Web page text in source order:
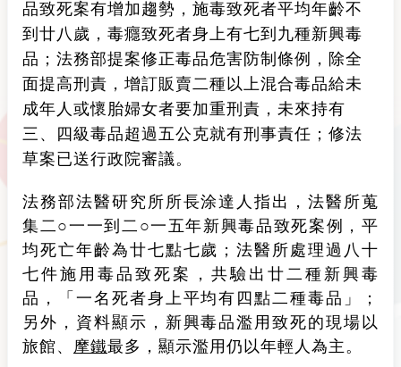
品致死案有增加趨勢，施毒致死者平均年齡不
到廿八歲，毒癮致死者身上有七到九種新興毒
品；法務部提案修正毒品危害防制條例，除全
面提高刑責，增訂販賣二種以上混合毒品給未
成年人或懷胎婦女者要加重刑責，未來持有
三、四級毒品超過五公克就有刑事責任；修法
草案已送行政院審議。
法務部法醫研究所所長涂達人指出，法醫所蒐
集二○一一到二○一五年新興毒品致死案例，平
均死亡年齡為廿七點七歲；法醫所處理過八十
七件施用毒品致死案，共驗出廿二種新興毒
品，「一名死者身上平均有四點二種毒品」；
另外，資料顯示，新興毒品濫用致死的現場以
旅館、 摩鐵最多，顯示濫用仍以年輕人為主。